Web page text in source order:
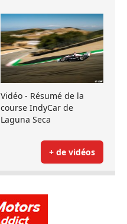
Vidéo - Résumé de la
course IndyCar de
Laguna Seca
+ de vidéos